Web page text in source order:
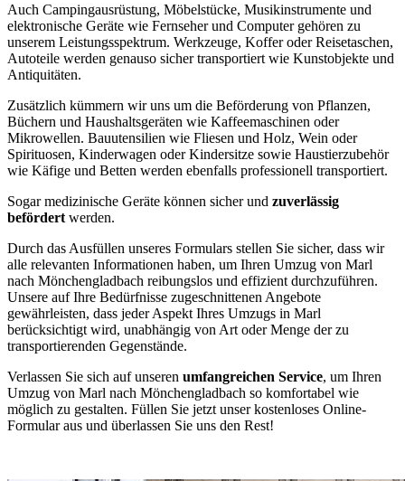
Auch Campingausrüstung, Möbelstücke, Musikinstrumente und
elektronische Geräte wie Fernseher und Computer gehören zu
unserem Leistungsspektrum. Werkzeuge, Koffer oder Reisetaschen,
Autoteile werden genauso sicher transportiert wie Kunstobjekte und
Antiquitäten.
Zusätzlich kümmern wir uns um die Beförderung von Pflanzen,
Büchern und Haushaltsgeräten wie Kaffeemaschinen oder
Mikrowellen. Bauutensilien wie Fliesen und Holz, Wein oder
Spirituosen, Kinderwagen oder Kindersitze sowie Haustierzubehör
wie Käfige und Betten werden ebenfalls professionell transportiert.
Sogar medizinische Geräte können sicher und zuverlässig
befördert werden.
Durch das Ausfüllen unseres Formulars stellen Sie sicher, dass wir
alle relevanten Informationen haben, um Ihren Umzug von Marl
nach Mönchengladbach reibungslos und effizient durchzuführen.
Unsere auf Ihre Bedürfnisse zugeschnittenen Angebote
gewährleisten, dass jeder Aspekt Ihres Umzugs in Marl
berücksichtigt wird, unabhängig von Art oder Menge der zu
transportierenden Gegenstände.
Verlassen Sie sich auf unseren umfangreichen Service, um Ihren
Umzug von Marl nach Mönchengladbach so komfortabel wie
möglich zu gestalten. Füllen Sie jetzt unser kostenloses Online-
Formular aus und überlassen Sie uns den Rest!